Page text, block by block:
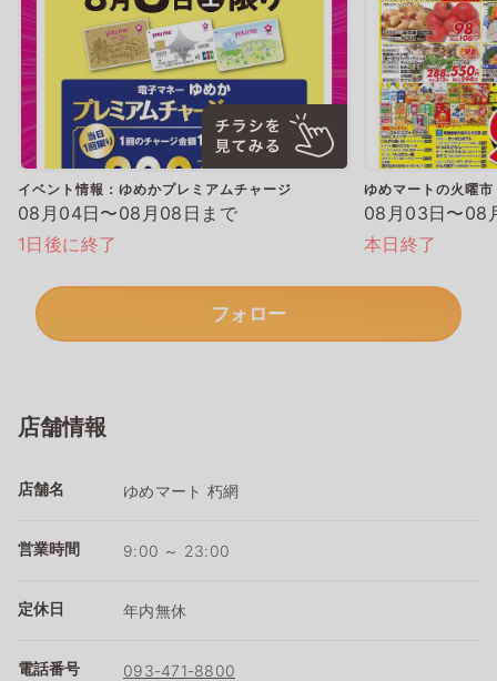
イベント情報：ゆめかプレミアムチャージ
08月04日〜08月08日まで
1日後に終了
ゆめマートの火曜市
08月03日〜08
本日終了
フォロー
店舗情報
店舗名 ゆめマート 朽網
営業時間 9:00 ～ 23:00
定休日 年内無休
電話番号 093-471-8800